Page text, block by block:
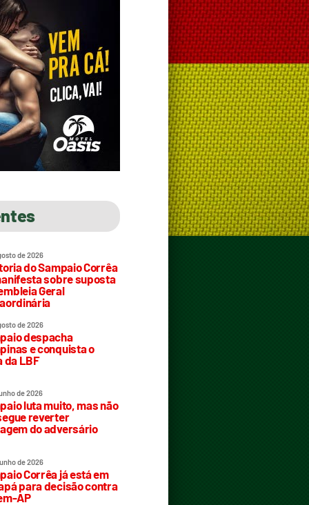
de 2026
do Sampaio Corrêa
sobre suposta
Geral
de 2026
despacha
e conquista o
da LBF
de 2026
luta muito, mas não
reverter
do adversário
de 2026
Corrêa já está em
para decisão contra
AP